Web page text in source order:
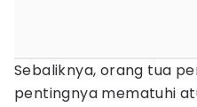
Sebaliknya, orang tua
pentingnya mematuhi